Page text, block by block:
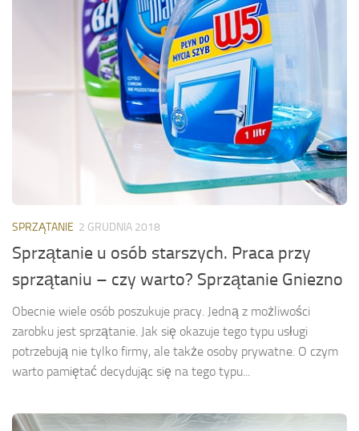
SPRZĄTANIE 2 GRUDNIA 2018
Sprzątanie u osób starszych. Praca przy
sprzątaniu – czy warto? Sprzątanie Gniezno
Obecnie wiele osób poszukuje pracy. Jedną z możliwości
zarobku jest sprzątanie. Jak się okazuje tego typu usługi
potrzebują nie tylko firmy, ale także osoby prywatne. O czym
warto pamiętać decydując się na tego typu...